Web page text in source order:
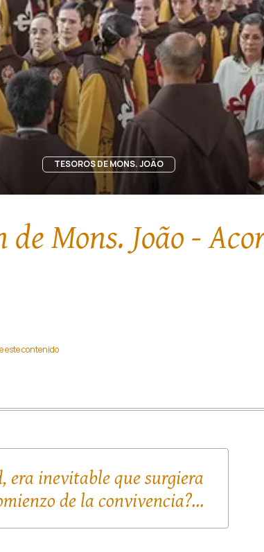
TESOROS DE MONS. JOÃO
de Mons. João -
este contenido
era inevitable que surgiera
de la convivencia?...